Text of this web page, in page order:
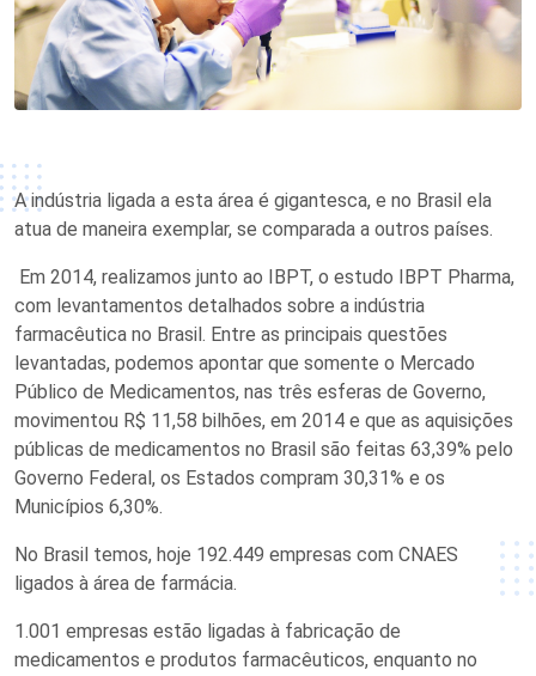
A indústria ligada a esta área é gigantesca, e no Brasil ela
atua de maneira exemplar, se comparada a outros países.
Em 2014, realizamos junto ao IBPT, o estudo IBPT Pharma,
com levantamentos detalhados sobre a indústria
farmacêutica no Brasil. Entre as principais questões
levantadas, podemos apontar que somente o Mercado
Público de Medicamentos, nas três esferas de Governo,
movimentou R$ 11,58 bilhões, em 2014 e que as aquisições
públicas de medicamentos no Brasil são feitas 63,39% pelo
Governo Federal, os Estados compram 30,31% e os
Municípios 6,30%.
No Brasil temos, hoje 192.449 empresas com CNAES
ligados à área de farmácia.
1.001 empresas estão ligadas à fabricação de
medicamentos e produtos farmacêuticos, enquanto no